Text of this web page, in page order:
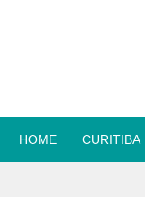
HOME CURITIBA